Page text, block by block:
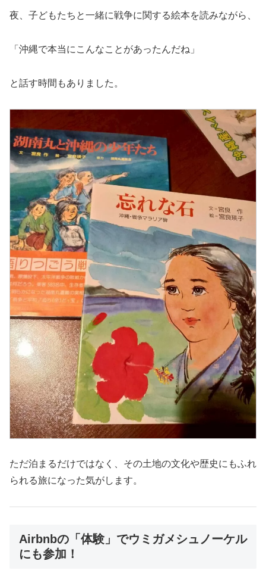
夜、子どもたちと一緒に戦争に関する絵本を読みながら、
「沖縄で本当にこんなことがあったんだね」
と話す時間もありました。
ただ泊まるだけではなく、その土地の文化や歴史にもふれ
られる旅になった気がします。
Airbnbの「体験」でウミガメシュノーケル
にも参加！